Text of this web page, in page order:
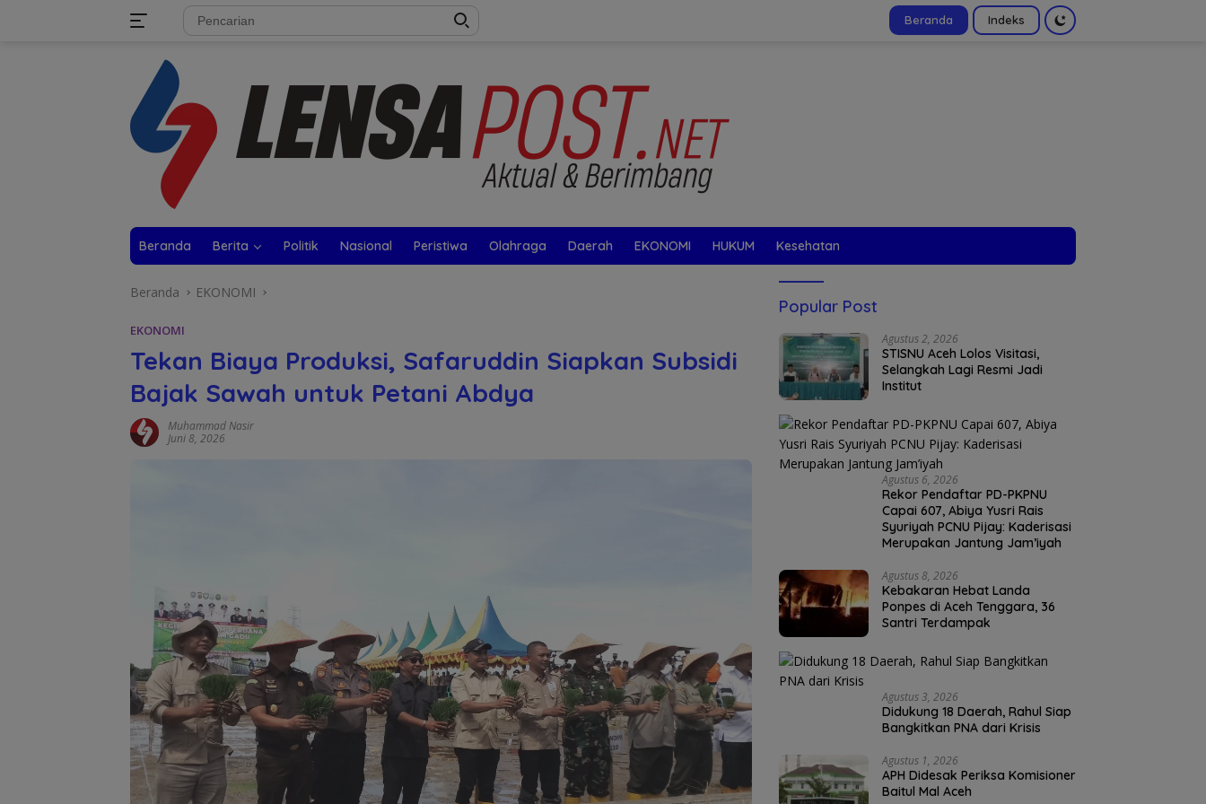
Beranda Indeks
Beranda Berita Politik Nasional Peristiwa Olahraga Daerah EKONOMI HUKUM Kesehatan
Beranda EKONOMI
EKONOMI
Tekan Biaya Produksi, Safaruddin Siapkan Subsidi
Bajak Sawah untuk Petani Abdya
Muhammad Nasir
Juni 8, 2026
Popular Post
Agustus 2, 2026
STISNU Aceh Lolos Visitasi,
Selangkah Lagi Resmi Jadi
Institut
Agustus 6, 2026
Rekor Pendaftar PD-PKPNU
Capai 607, Abiya Yusri Rais
Syuriyah PCNU Pijay: Kaderisasi
Merupakan Jantung Jam’iyah
Agustus 8, 2026
Kebakaran Hebat Landa
Ponpes di Aceh Tenggara, 36
Santri Terdampak
Agustus 3, 2026
Didukung 18 Daerah, Rahul Siap
Bangkitkan PNA dari Krisis
Agustus 1, 2026
APH Didesak Periksa Komisioner
Baitul Mal Aceh